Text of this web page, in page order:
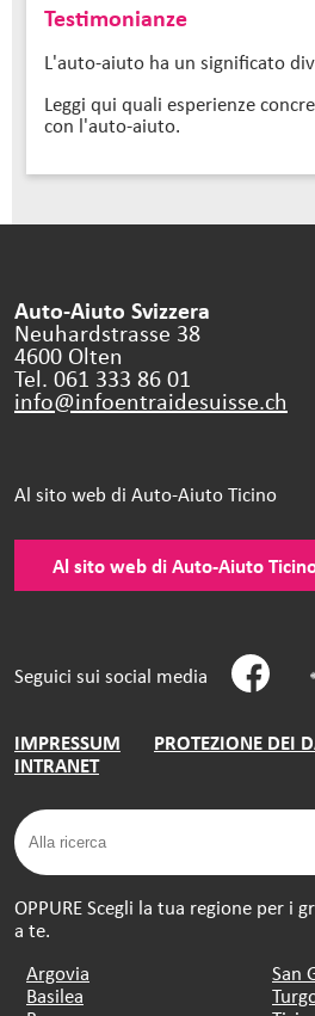
Testimonianze
L'auto-aiuto ha un significato
Leggi qui quali esperienze
con l'auto-aiuto.
Auto-Aiuto Svizzera
Neuhardstrasse 38
4600 Olten
Tel. 061 333 86 01
info@infoentraidesuisse.ch
Al sito web di Auto-Aiuto Ticino
Al sito web di Auto-Aiuto
Seguici sui social media
IMPRESSUM PROTEZIONE DEI
INTRANET
OPPURE Scegli la tua regione per i
a te.
Argovia
Basilea
San